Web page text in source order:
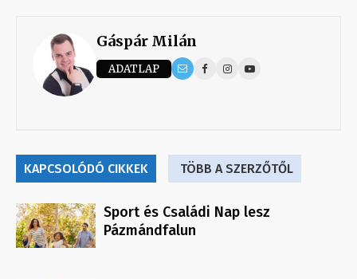
Gáspár Milán
ADATLAP
KAPCSOLÓDÓ CIKKEK TÖBB A SZERZŐTŐL
Sport és Családi Nap lesz
Pázmándfalun